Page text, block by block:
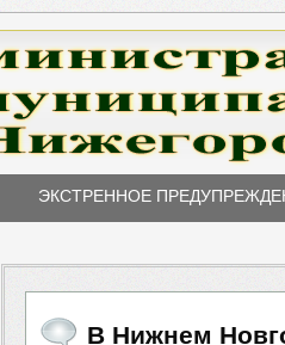
ЭКСТРЕННОЕ
В Нижнем